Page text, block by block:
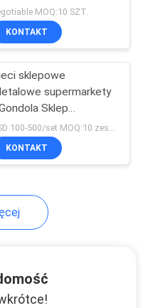
22
z 20 sztuk
akrylowych 900
* 1350 mm
MOQ:10 SZT.
KONTAKT
sklepowe
supermarkety
Sklep
Regały na
KONTAKT